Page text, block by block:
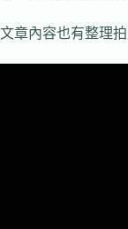
文章內容也有整理拍